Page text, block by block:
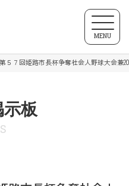
MENU
第５７回姫路市長杯争奪社会人野球大会兼
板